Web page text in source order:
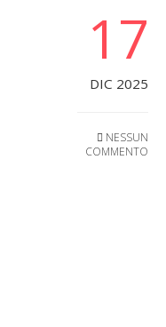
17
DIC 2025
NESSUN
COMMENTO